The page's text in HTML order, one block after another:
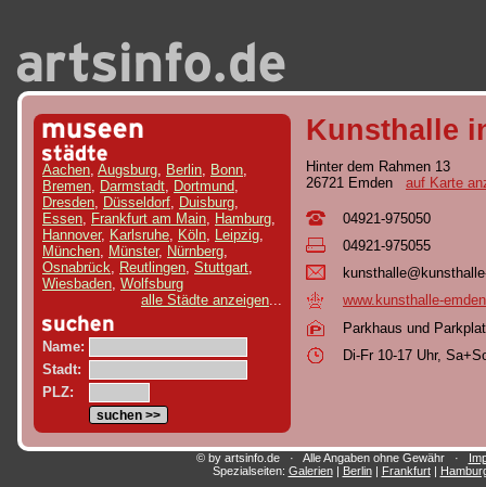
Aachen, Augsburg, Berlin, Bonn,
Bremen, Darmstadt, Dortmund,
Dresden, Düsseldorf, Duisburg,
Essen, Frankfurt am Main, Hamburg,
Hannover, Karlsruhe, Köln, Leipzig,
München, Münster, Nürnberg,
Osnabrück, Reutlingen, Stuttgart,
Wiesbaden, Wolfsburg
alle Städte anzeigen...
Name:
Stadt:
PLZ:
Kunsthalle
Hinter dem Rahmen 13
26721 Emden auf Karte
04921-975050
04921-975055
kunsthall e@kunsthalle
www.kunsthalle-
Parkhaus und
Di-Fr 10-17 Uhr,
© by artsinfo.de · Alle Angaben ohne Gewähr ·
Spezialseiten: Galerien| Berlin| Frankfurt|